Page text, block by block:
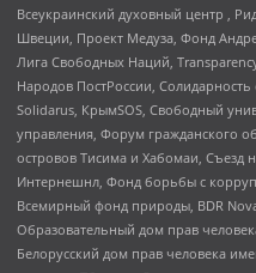
Всеукраинский духовный центр ,
Швеции, Проект Медуза, Фонд
Лига Свободных Наций,
Народов ПостРоссии,
Solidarus, КрымSOS, Свободный
управления, Форум гражданского
островов Тисима и Хабомаи, Съезд
Интернешнл, Фонд борьбы с
Всемирный фонд природы, BDR
Образовательный дом прав
Белорусский дом прав человека